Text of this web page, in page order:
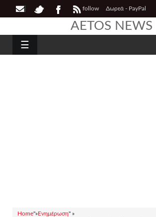
follow Δωρεά - PayPal
AETOS NEWS
☰
Home"»Ενημέρωση" »